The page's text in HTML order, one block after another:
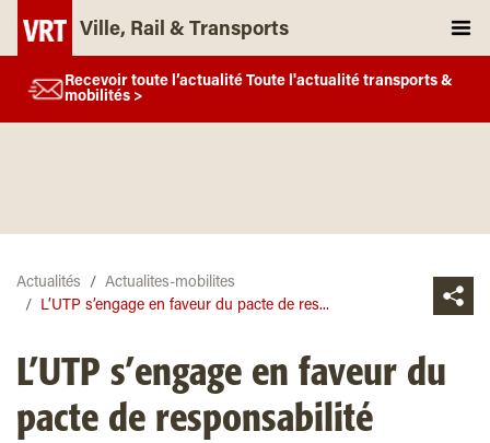
Ville, Rail & Transports
Recevoir toute l’actualité Toute l'actualité transports &
mobilités >
Actualités
Actualites-mobilites
L’UTP s’engage en faveur du pacte de res...
L’UTP s’engage en faveur du
pacte de responsabilité